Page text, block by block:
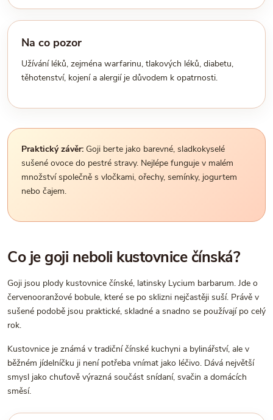
Na co pozor
Užívání léků, zejména warfarinu, tlakových léků, diabetu,
těhotenství, kojení a alergií je důvodem k opatrnosti.
Praktický závěr: Goji berte jako barevné, sladkokyselé
sušené ovoce do pestré stravy. Nejlépe funguje v malém
množství společně s vločkami, ořechy, semínky, jogurtem
nebo čajem.
Co je goji neboli kustovnice čínská?
Goji jsou plody kustovnice čínské, latinsky Lycium barbarum. Jde o
červenooranžové bobule, které se po sklizni nejčastěji suší. Právě v
sušené podobě jsou praktické, skladné a snadno se používají po celý
rok.
Kustovnice je známá v tradiční čínské kuchyni a bylinářství, ale v
běžném jídelníčku ji není potřeba vnímat jako léčivo. Dává největší
smysl jako chuťově výrazná součást snídaní, svačin a domácích
směsí.